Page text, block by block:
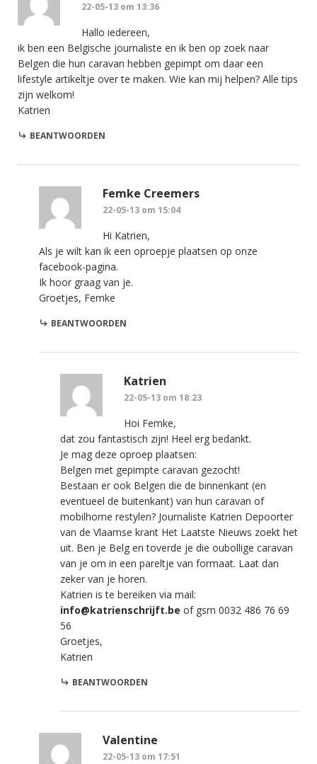
22-05-13 om 13:36
Hallo iedereen,
ik ben een Belgische journaliste en ik ben op zoek naar
Belgen die hun caravan hebben gepimpt om daar een
lifestyle artikeltje over te maken. Wie kan mij helpen? Alle tips
zijn welkom!
Katrien
BEANTWOORDEN
Femke Creemers
22-05-13 om 15:04
Hi Katrien,
Als je wilt kan ik een oproepje plaatsen op onze
facebook-pagina.
Ik hoor graag van je.
Groetjes, Femke
BEANTWOORDEN
Katrien
22-05-13 om 18:23
Hoi Femke,
dat zou fantastisch zijn! Heel erg bedankt.
Je mag deze oproep plaatsen:
Belgen met gepimpte caravan gezocht!
Bestaan er ook Belgen die de binnenkant (en
eventueel de buitenkant) van hun caravan of
mobilhome restylen? Journaliste Katrien Depoorter
van de Vlaamse krant Het Laatste Nieuws zoekt het
uit. Ben je Belg en toverde je die oubollige caravan
van je om in een pareltje van formaat. Laat dan
zeker van je horen.
Katrien is te bereiken via mail:
info@katrienschrijft.be of gsm 0032 486 76 69
56
Groetjes,
Katrien
BEANTWOORDEN
Valentine
22-05-13 om 17:51